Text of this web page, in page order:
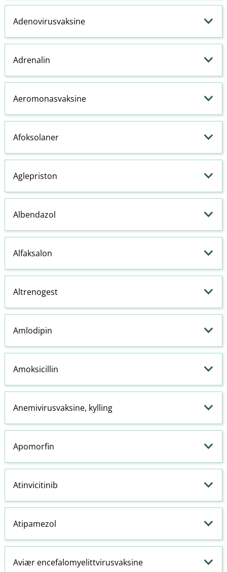
Adenovirusvaksine
Adrenalin
Aeromonasvaksine
Afoksolaner
Aglepriston
Albendazol
Alfaksalon
Altrenogest
Amlodipin
Amoksicillin
Anemivirusvaksine, kylling
Apomorfin
Atinvicitinib
Atipamezol
Aviær encefalomyelittvirusvaksine